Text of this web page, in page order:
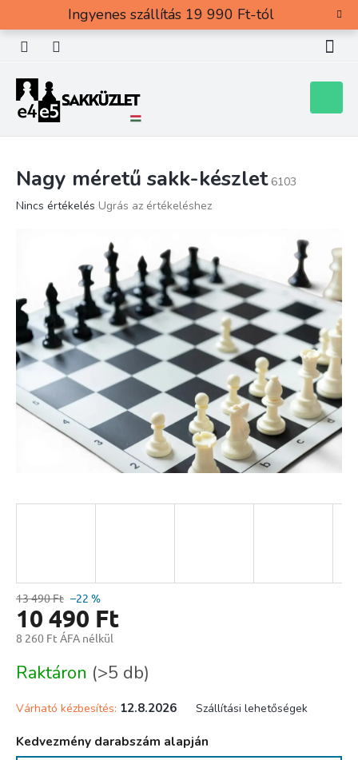
tartalomhoz
Ingyenes szállítás 19 990 Ft-tól
Nagy méretű sakk-készlet 6103
A
0,0
csillag.
Nincs értékelés Ugrás az értékeléshez
13 490 Ft –22 %
10 490 Ft
8 260 Ft ÁFA nélkül
Raktáron (>5 db)
Várható kézbesítés: 12.8.2026 Szállítási lehetőségek
Kedvezmény darabszám alapján